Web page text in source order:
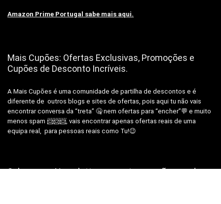
Amazon Prime Portugal sabe mais aqui.
Mais Cupões: Ofertas Exclusivas, Promoções e
Cupões de Desconto Incríveis.
A Mais Cupões é uma comunidade de partilha de descontos e é
diferente de outros blogs e sites de ofertas, pois aqui tu não vais
encontrar conversa da “treta” 🤐 nem ofertas para “encher”💬 e muito
menos spam 📨📨📨, vais encontrar apenas ofertas reais de uma
equipa real, para pessoas reais como Tu!😉
Subscrever Newsletter, prometemos não mandar